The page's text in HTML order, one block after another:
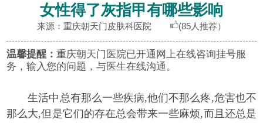
女性得了灰指甲有哪些影响
来源：重庆朝天门皮肤科医院 (85人推荐）
温馨提醒：重庆朝天门医院已开通网上在线咨询挂号服
务，输入您的问题，与医生在线沟通。
生活中总有那么一些疾病,他们不那么疼,危害也不
那么大,但是它们的存在总会带来一些麻烦,而且还总是